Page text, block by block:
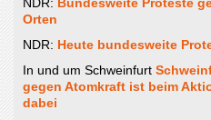
NDR: Bundesweite Proteste
Orten
NDR: Heute bundesweite
In und um Schweinfurt
gegen Atomkraft ist beim
dabei